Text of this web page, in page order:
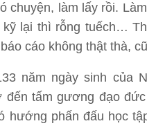
chuyện, làm lấy rồi.
kỹ lại thì rỗng tuếch…
cáo không thật thà,
năm ngày sinh của
đến tấm gương đạo
hướng phấn đấu học